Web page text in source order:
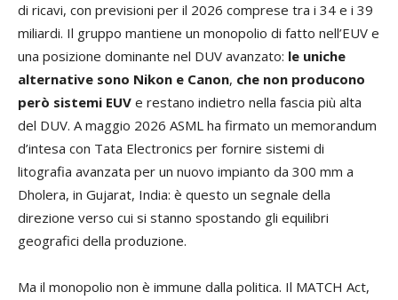
di ricavi, con previsioni per il 2026 comprese tra i 34 e i 39
miliardi. Il gruppo mantiene un monopolio di fatto nell’EUV e
una posizione dominante nel DUV avanzato: le uniche
alternative sono Nikon e Canon, che non producono
però sistemi EUV e restano indietro nella fascia più alta
del DUV. A maggio 2026 ASML ha firmato un memorandum
d’intesa con Tata Electronics per fornire sistemi di
litografia avanzata per un nuovo impianto da 300 mm a
Dholera, in Gujarat, India: è questo un segnale della
direzione verso cui si stanno spostando gli equilibri
geografici della produzione.
Ma il monopolio non è immune dalla politica. Il MATCH Act,